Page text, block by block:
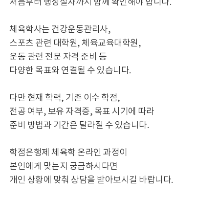
처음부터 행정절차까지 함께 확인해야 합니다.
체육학사는 건강운동관리사,
스포츠 관련 대학원, 체육교육대학원,
운동 관련 전문 자격 준비 등
다양한 목표와 연결될 수 있습니다.
다만 현재 학력, 기존 이수 학점,
전공 여부, 보유 자격증, 목표 시기에 따라
준비 방법과 기간은 달라질 수 있습니다.
학점은행제 체육학 온라인 과정이
본인에게 맞는지 궁금하시다면
개인 상황에 맞춰 상담을 받아보시길 바랍니다.